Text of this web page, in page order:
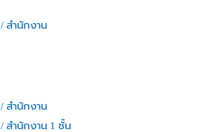
สำนักงาน
สำนักงาน
สำนักงาน 1 ชั้น